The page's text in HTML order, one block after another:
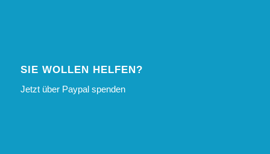
SIE WOLLEN HELFEN?
Jetzt über Paypal spenden